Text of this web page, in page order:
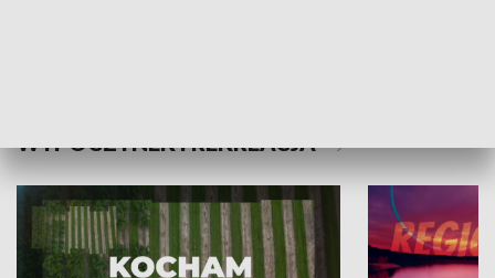
WYPOCZYNEK I REKREACJA